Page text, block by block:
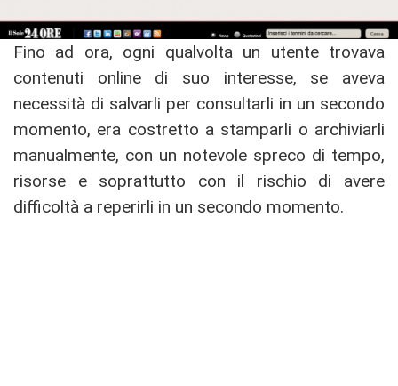
Fino ad ora, ogni qualvolta un utente trovava
contenuti online di suo interesse, se aveva
necessità di salvarli per consultarli in un secondo
momento, era costretto a stamparli o archiviarli
manualmente, con un notevole spreco di tempo,
risorse e soprattutto con il rischio di avere
difficoltà a reperirli in un secondo momento.